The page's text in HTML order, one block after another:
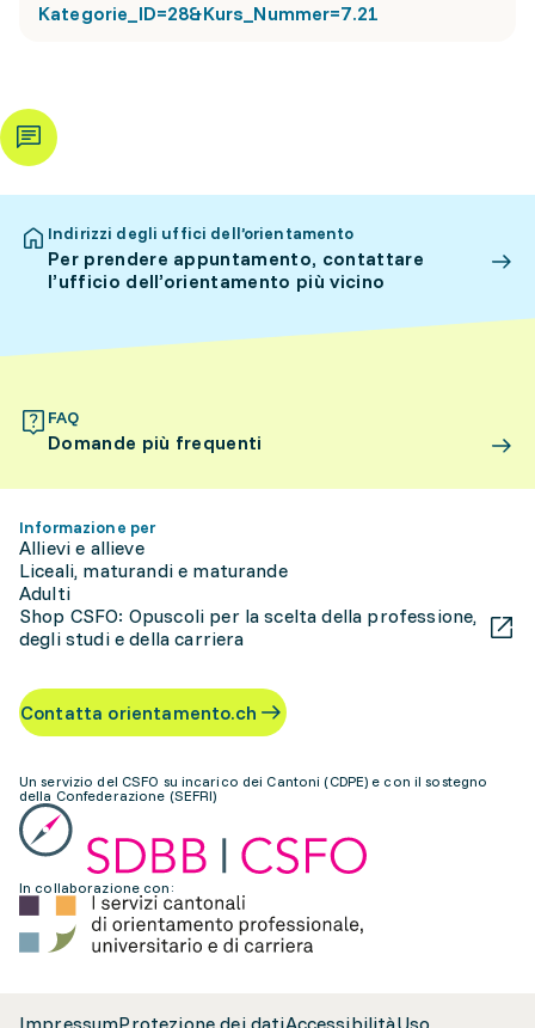
Kategorie_ID=28&Kurs_Nummer=7.21
Indirizzi degli uffici dell’orientamento
Per prendere appuntamento, contattare
l’ufficio dell’orientamento più vicino
FAQ
Domande più frequenti
Informazione per
Allievi e allieve
Liceali, maturandi e maturande
Adulti
Shop CSFO: Opuscoli per la scelta della professione,
degli studi e della carriera
Contatta orientamento.ch
Un servizio del CSFO su incarico dei Cantoni (CDPE) e con il sostegno
della Confederazione (SEFRI)
In collaborazione con: